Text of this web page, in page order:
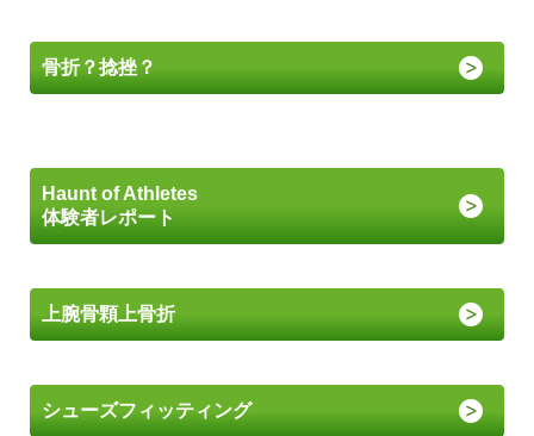
骨折？捻挫？
Haunt of Athletes
体験者レポート
上腕骨顆上骨折
シューズフィッティング